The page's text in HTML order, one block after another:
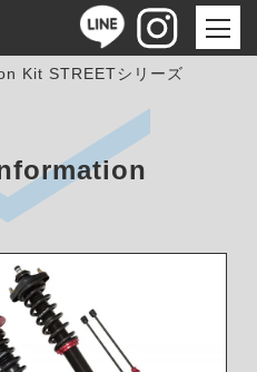
Kit STREETシリーズ